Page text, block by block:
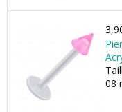
08